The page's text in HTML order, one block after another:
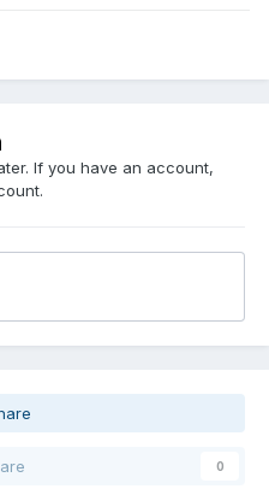
If you have an account,
0